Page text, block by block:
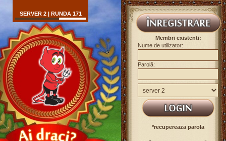
SERVER 2 | RUNDA 171
Membri existenti:
Nume de utilizator:
Parolă:
*recupereaza parola